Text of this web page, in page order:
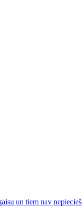
un tiem nav